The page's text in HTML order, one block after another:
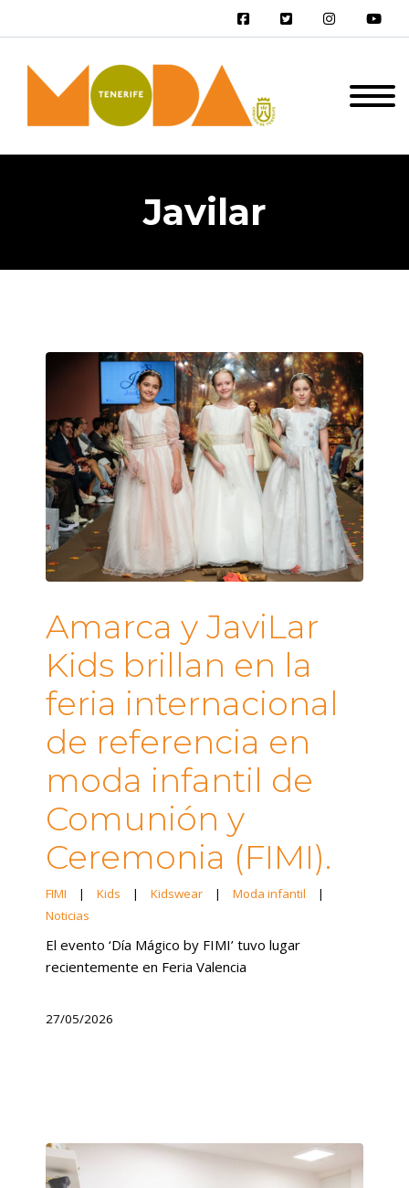
Javilar
Amarca y JaviLar
Kids brillan en la
feria internacional
de referencia en
moda infantil de
Comunión y
Ceremonia (FIMI).
FIMI | Kids | Kidswear | Moda infantil
|
Noticias
El evento ‘Día Mágico by FIMI’ tuvo lugar
recientemente en Feria Valencia
27/05/2026